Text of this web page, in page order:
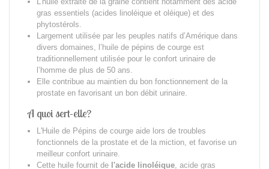
gras essentiels (acides linoléique et oléique) et des
phytostérols.
Largement utilisée par les peuples natifs d’Amérique dans
divers domaines, l’huile de pépins de courge est
traditionnellement utilisée pour le confort urinaire de
l’homme de plus de 50 ans.
Elle contribue au maintien du bon fonctionnement de la
prostate en favorisant un bon débit urinaire.
A quoi sert-elle?
L'Huile de Pépins de courge aide lors de troubles
fonctionnels de la prostate et de la miction, et favorise un
meilleur confort urinaire.
Cette huile fournit de l'acide linoléique, acide gras